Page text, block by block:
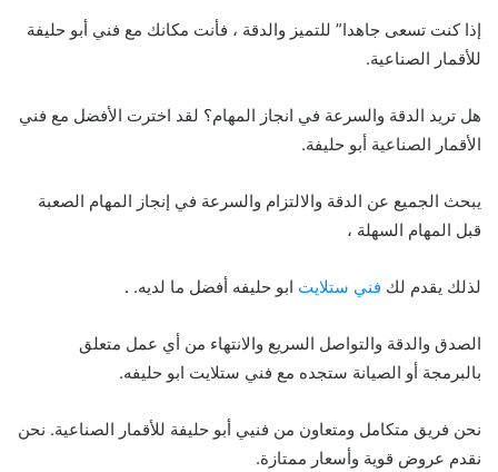
إذا كنت تسعى جاهدا” للتميز والدقة ، فأنت مكانك مع فني أبو حليفة
للأقمار الصناعية.
هل تريد الدقة والسرعة في انجاز المهام؟ لقد اخترت الأفضل مع فني
الأقمار الصناعية أبو حليفة.
يبحث الجميع عن الدقة والالتزام والسرعة في إنجاز المهام الصعبة
قبل المهام السهلة ،
لذلك يقدم لك فني ستلايت ابو حليفه أفضل ما لديه. .
الصدق والدقة والتواصل السريع والانتهاء من أي عمل متعلق
بالبرمجة أو الصيانة ستجده مع فني ستلايت ابو حليفه.
نحن فريق متكامل ومتعاون من فنيي أبو حليفة للأقمار الصناعية. نحن
نقدم عروض قوية وأسعار ممتازة.